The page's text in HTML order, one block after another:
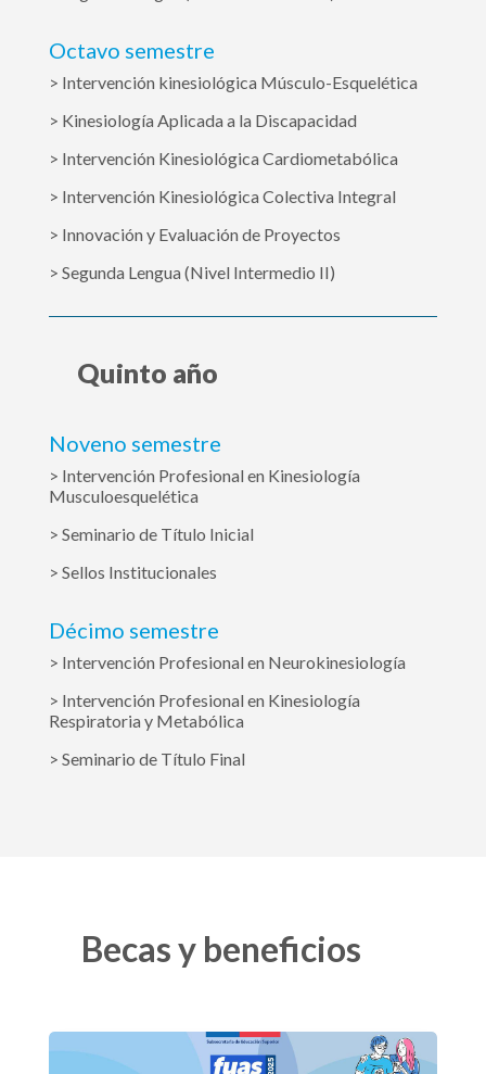
Octavo semestre
> Intervención kinesiológica Músculo-Esquelética
> Kinesiología Aplicada a la Discapacidad
> Intervención Kinesiológica Cardiometabólica
> Intervención Kinesiológica Colectiva Integral
> Innovación y Evaluación de Proyectos
> Segunda Lengua (Nivel Intermedio II)
Quinto año
Noveno semestre
> Intervención Profesional en Kinesiología
Musculoesquelética
> Seminario de Título Inicial
> Sellos Institucionales
Décimo semestre
> Intervención Profesional en Neurokinesiología
> Intervención Profesional en Kinesiología
Respiratoria y Metabólica
> Seminario de Título Final
Becas y beneficios